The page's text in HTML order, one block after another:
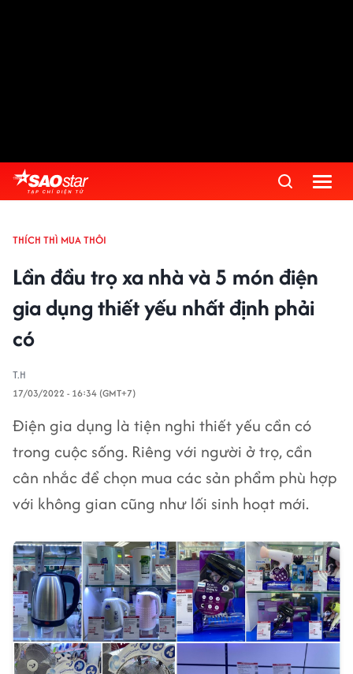
THÍCH THÌ MUA THÔI
Lần đầu trọ xa nhà và 5 món điện
gia dụng thiết yếu nhất định phải
có
T.H
17/03/2022 - 16:34 (GMT+7)
Điện gia dụng là tiện nghi thiết yếu cần có
trong cuộc sống. Riêng với người ở trọ, cần
cân nhắc để chọn mua các sản phẩm phù hợp
với không gian cũng như lối sinh hoạt mới.